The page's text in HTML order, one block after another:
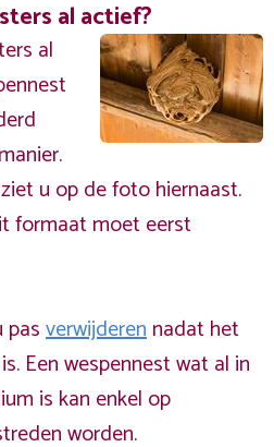
al actief?
al
u op de foto hiernaast.
formaat moet eerst
pasverwijderennadat het
Een wespennest wat al in
is kan enkel op
worden.